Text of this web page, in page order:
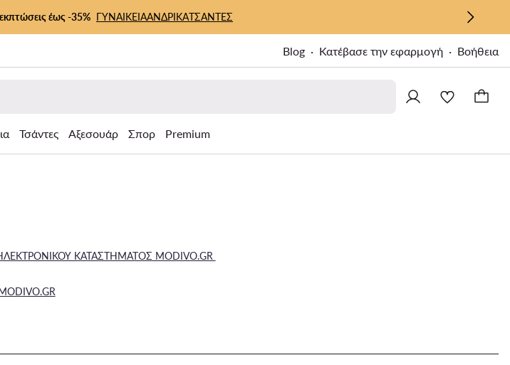
έως -35% ΓΥΝΑΙΚΕΙΑΑΝΔΡΙΚΑΤΣΑΝΤΕΣ
Blog Κατέβασε την εφαρμογή Βοήθεια
Τσάντες Αξεσουάρ Σπορ Premium
ΚΑΤΑΣΤΗΜΑΤΟΣ MODIVO.GR